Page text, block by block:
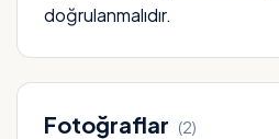
doğrulanmalıdır.
Fotoğraflar (2)